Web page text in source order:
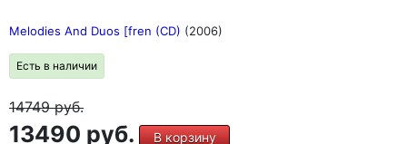
Melodies And Duos [fren (CD) (2006)
Есть в наличии
14749руб.
13490 руб. В корзину